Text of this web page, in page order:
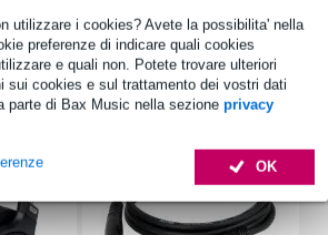
utilizzare i cookies? Avete la possibilita' nella
preferenze di indicare quali cookies
e quali non. Potete trovare ulteriori
sui cookies e sul trattamento dei vostri dati
parte di Bax Music nella sezione privacy
OK